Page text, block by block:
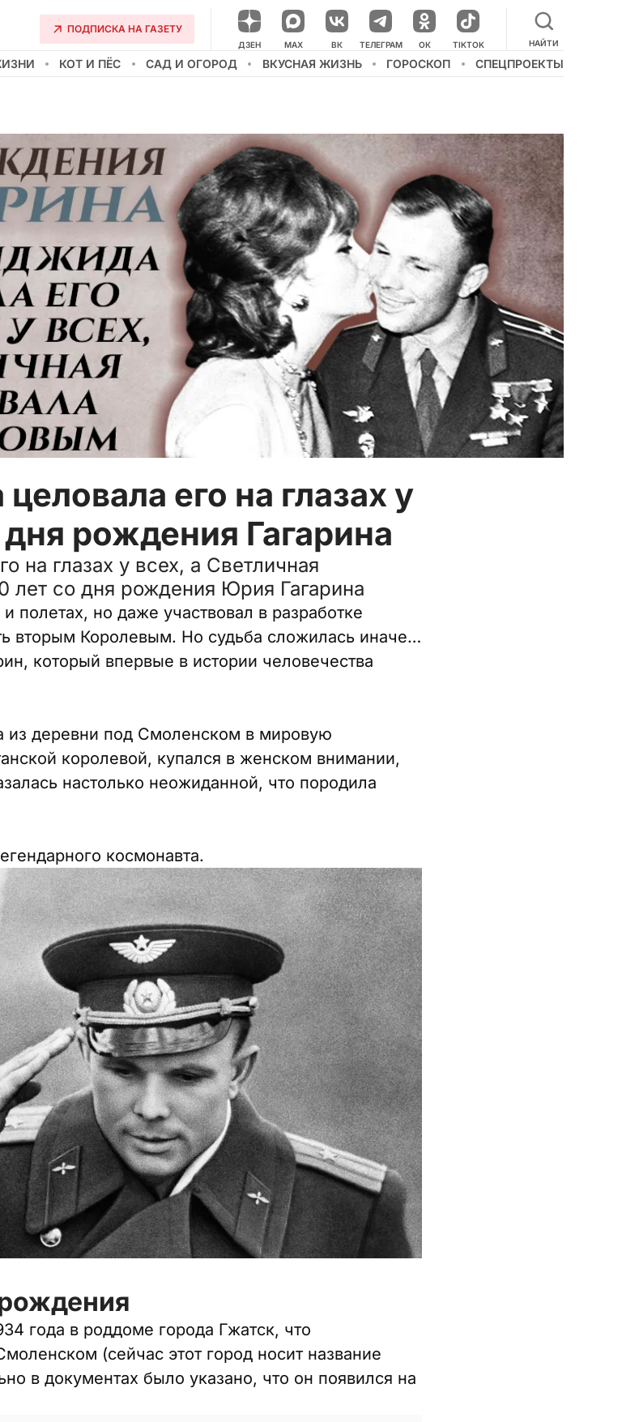
ПОДПИСКА НА ГАЗЕТУ
ДЗЕН НАШ КАНАЛ В МЕССЕНДЖЕРЕ
MAX ВК ТЕЛЕГРАМ ОК TIKTOK НАЙТИ
КОТ И ПЁС САД И ОГОРОД ВКУСНАЯ ЖИЗНЬ ГОРОСКОП СПЕЦПРОЕКТЫ
его на глазах у
рождения Гагарина
на глазах у всех, а Светличная
лет со дня рождения Юрия Гагарина
полетах, но даже участвовал в разработке
вторым Королевым. Но судьба сложилась иначе…
который впервые в истории человечества
из деревни под Смоленском в мировую
королевой, купался в женском внимании,
настолько неожиданной, что породила
космонавта.
года в роддоме города Гжатск, что
(сейчас этот город носит название
в документах было указано, что он появился на